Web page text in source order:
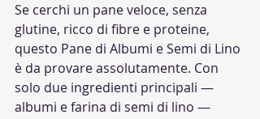
Se cerchi un pane veloce, senza
glutine, ricco di fibre e proteine,
questo Pane di Albumi e Semi di Lino
è da provare assolutamente. Con
solo due ingredienti principali —
albumi e farina di semi di lino —